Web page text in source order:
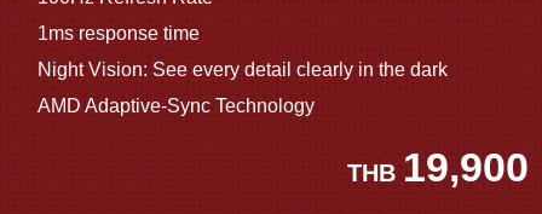
1ms response time
Night Vision: See every detail clearly in the dark
AMD Adaptive-Sync Technology
THB 19,900